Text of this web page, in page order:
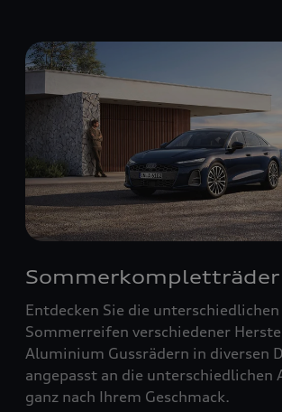
Sommerkompletträder
Entdecken Sie die unterschiedlichen
Sommerreifen verschiedener
Aluminium Gussrädern in diversen
angepasst an die unterschiedlichen
ganz nach Ihrem Geschmack.